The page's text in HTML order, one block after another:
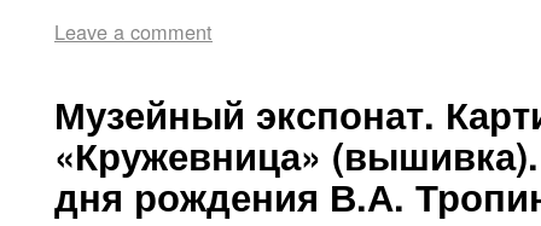
Leave a comment
Музейный экспонат.
«Кружевница»
дня рождения В.А.